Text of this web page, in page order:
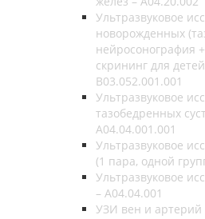
Ультразвуковое
новорожденных
нейросонография
скрининг для
В03.052.001.001
Ультразвуковое
тазобедренных
A04.04.001.001
Ультразвуковое
(1 пара, одной
Ультразвуковое
– A04.04.001
УЗИ вен и артерий